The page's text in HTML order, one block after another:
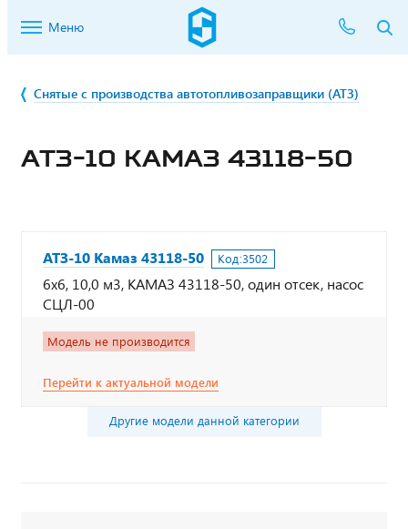
Меню
Снятые с производства автотопливозаправщики (АТЗ)
АТЗ-10 КАМАЗ 43118-50
АТЗ-10 Камаз 43118-50 Код:3502
6х6, 10,0 м3, КАМАЗ 43118-50, один отсек, насос
СЦЛ-00
Модель не производится
Перейти к актуальной модели
Другие модели данной категории